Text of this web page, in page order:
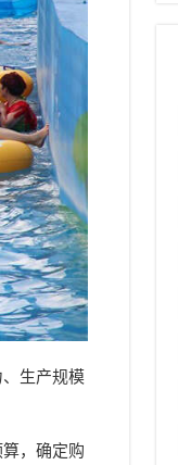
生产规模
，确定购